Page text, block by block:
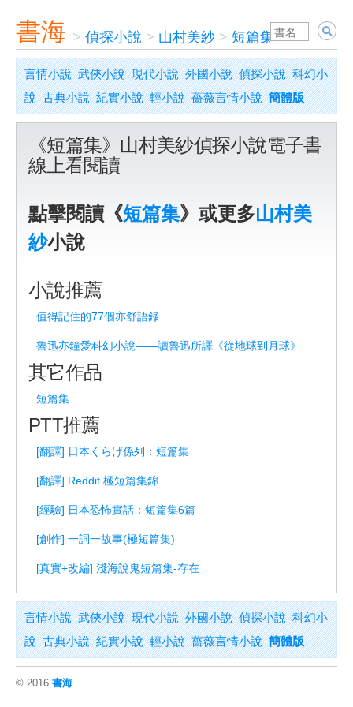
書海 > 偵探小說 > 山村美紗 > 短篇集
言情小說 武俠小說 現代小說 外國小說 偵探小說 科幻小
說 古典小說 紀實小說 輕小說 薔薇言情小說 簡體版
《短篇集》山村美紗偵探小說電子書
線上看閱讀
點擊閱讀《短篇集》或更多山村美
紗小說
小說推薦
值得記住的77個亦舒語錄
魯迅亦鐘愛科幻小說——讀魯迅所譯《從地球到月球》
其它作品
短篇集
PTT推薦
[翻譯] 日本くらげ係列：短篇集
[翻譯] Reddit 極短篇集錦
[經驗] 日本恐怖實話：短篇集6篇
[創作] 一詞一故事(極短篇集)
[真實+改編] 淺海說鬼短篇集-存在
言情小說 武俠小說 現代小說 外國小說 偵探小說 科幻小
說 古典小說 紀實小說 輕小說 薔薇言情小說 簡體版
© 2016 書海